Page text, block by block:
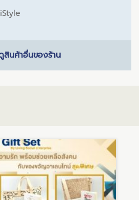
สินค้าอื่นของร้าน